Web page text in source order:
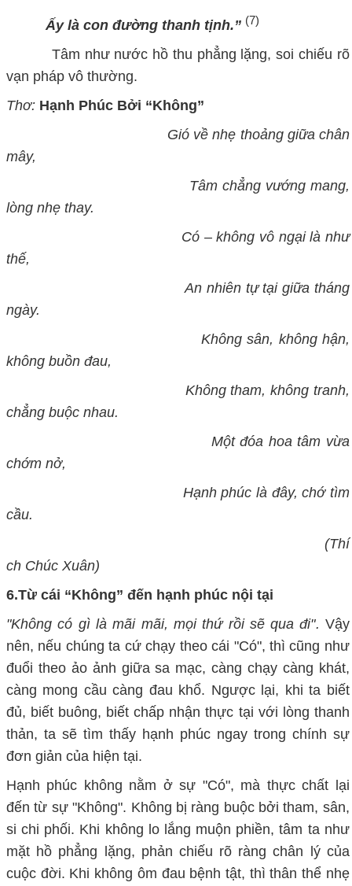
Ấy là con đường thanh tịnh.” (7)
Tâm như nước hồ thu phẳng lặng, soi chiếu rõ
vạn pháp vô thường.
Thơ: Hạnh Phúc Bởi “Không”
Gió về nhẹ thoảng giữa chân
mây,
Tâm chẳng vướng mang,
lòng nhẹ thay.
Có –không vô ngại là như
thế,
An nhiên tự tại giữa tháng
ngày.
Không sân, không hận,
không buồn đau,
Không tham, không tranh,
chẳng buộc nhau.
Một đóa hoa tâm vừa
chớm nở,
Hạnh phúc là đây, chớ tìm
cầu.
(Thí
ch Chúc Xuân)
6.Từ cái “Không” đến hạnh phúc nội tại
"Không có gì là mãi mãi, mọi thứ rồi sẽ qua đi". Vậy
nên, nếu chúng ta cứ chạy theo cái "Có", thì cũng như
đuổi theo ảo ảnh giữa sa mạc, càng chạy càng khát,
càng mong cầu càng đau khổ. Ngược lại, khi ta biết
đủ, biết buông, biết chấp nhận thực tại với lòng thanh
thản, ta sẽ tìm thấy hạnh phúc ngay trong chính sự
đơn giản của hiện tại.
Hạnh phúc không nằm ở sự "Có", mà thực chất lại
đến từ sự "Không". Không bị ràng buộc bởi tham, sân,
si chi phối. Khi không lo lắng muộn phiền, tâm ta như
mặt hồ phẳng lặng, phản chiếu rõ ràng chân lý của
cuộc đời. Khi không ôm đau bệnh tật, thì thân thể nhẹ